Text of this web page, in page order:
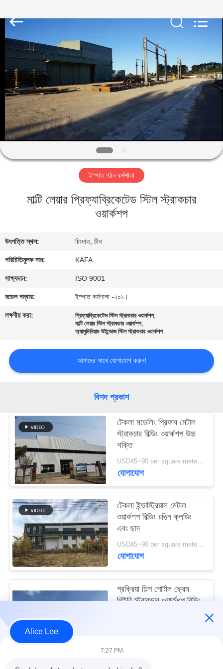
বাড়ি
পণ্য
ভিডিও
ভিআর
শো
আমাদের
কারখানা
পরিদর্শন
গুণমান
নিয়ন্ত্রণ
সাথে
যোগাযোগ
মামলা
সাইট
ম্যাপ
গোপনীয়তা
নীতি
Co.,
Rights
Reserved.
ইস্পাত গঠন কর্মশালা
মাল্টি লেয়ার প্রিফ্যাব্রিকেটেড স্টিল স্ট্রাকচার
ওয়ার্কশপ
উৎপত্তি স্থল: চিংদাও, চীন
পরিচিতিমুলক নাম: KAFA
সাক্ষ্যদান: ISO 9001
মডেল নম্বার: ইস্পাত কর্মশালা -২০১।
লক্ষণীয় করা: প্রিফ্যাব্রিকেটেড স্টিল স্ট্রাকচার ওয়ার্কশপ,
মাল্টি লেয়ার স্টিল স্ট্রাকচার ওয়ার্কশপ,
অ্যালুমিনিয়াম উইন্ডোজ স্টিল স্ট্রাকচার ওয়ার্কশপ
আমাদের সাথে যোগাযোগ করুন!
বিশদ প্রকাশ
টেকলা মডেলিং প্রিফাব মেটাল
স্ট্রাকচার বিল্ডিং ওয়ার্কশপ উচ্চ
শক্তি
USD45~90 per square meter MOQ:1000 বর্গ মিটার
যোগাযোগ
টেকলা ইন্ডাস্ট্রিয়াল মেটাল
ওয়ার্কশপ বিল্ডিং রঙিন ক্লডিং
এবং ছাদ
USD45~90 per square meter MOQ:1000 বর্গ মিটার
যোগাযোগ
প্রক্রিয়া শিল্প পোর্টাল ফ্রেম
পিইবি স্ট্রাকচার ওয়ার্কশপ বিল্ডিং
Alice Lee
7:27 PM